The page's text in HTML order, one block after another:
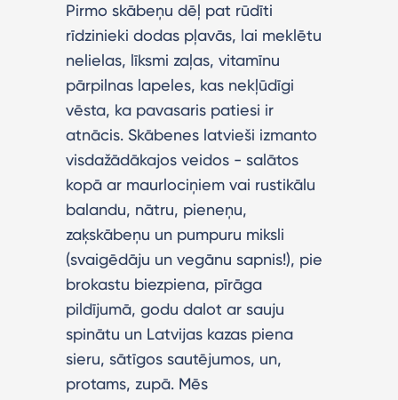
Pirmo skābeņu dēļ pat rūdīti
rīdzinieki dodas pļavās, lai meklētu
nelielas, līksmi zaļas, vitamīnu
pārpilnas lapeles, kas nekļūdīgi
vēsta, ka pavasaris patiesi ir
atnācis. Skābenes latvieši izmanto
visdažādākajos veidos - salātos
kopā ar maurlociņiem vai rustikālu
balandu, nātru, pieneņu,
zaķskābeņu un pumpuru miksli
(svaigēdāju un vegānu sapnis!), pie
brokastu biezpiena, pīrāga
pildījumā, godu dalot ar sauju
spinātu un Latvijas kazas piena
sieru, sātīgos sautējumos, un,
protams, zupā. Mēs